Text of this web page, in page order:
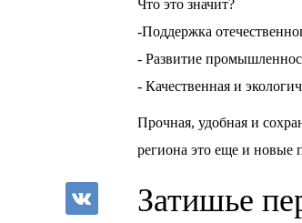
Что это значит?
-Поддержка
- Развитие
- Качественная и
Прочная, удобная и
региона это еще и новые
Затишье